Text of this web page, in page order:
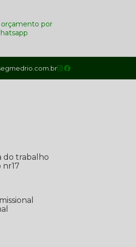
orçamento por
do trabalho
nr17